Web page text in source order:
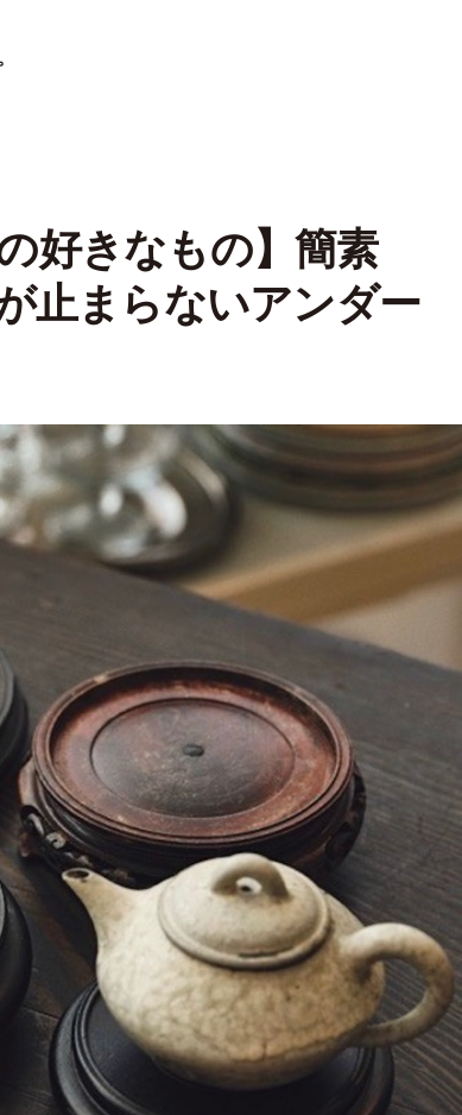
好きなもの】簡素
止まらないアンダー